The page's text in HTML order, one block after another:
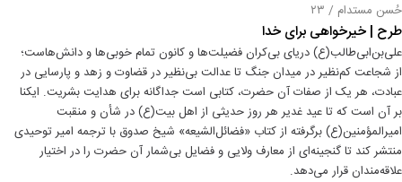
حُسن مستدام / ۲۳
طرح | خیرخواهی برای خدا
علی‌بن‌ابی‌طالب(ع) دریای بی‌کران فضیلت‌ها و کانون تمام خوبی‌ها و دانش‌هاست؛
از شجاعت کم‌نظیر در میدان جنگ تا عدالت بی‌نظیر در قضاوت و زهد و پارسایی در
عبادت، هر یک از صفات آن حضرت، کتابی است جداگانه برای هدایت بشریت. ایکنا
بر آن است که تا عید غدیر هر روز حدیثی از اهل بیت(ع) در شأن و منقبت
امیرالمؤمنین(ع) برگرفته از کتاب «فضائل‌الشیعه» شیخ صدوق با ترجمه امیر توحیدی
منتشر کند تا گنجینه‌ای از معارف ولایی و فضایل بی‌شمار آن حضرت را در اختیار
علاقه‌مندان قرار می‌دهد.